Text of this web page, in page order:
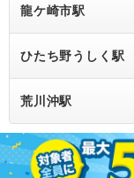
龍ケ崎市駅
ひたち野うしく駅
荒川沖駅